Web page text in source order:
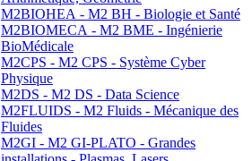
M2BIOHEA - M2 BH - Biologie et Santé
M2BIOMECA - M2 BME - Ingénierie
BioMédicale
M2CPS - M2 CPS - Système Cyber
Physique
M2DS - M2 DS - Data Science
M2FLUIDS - M2 Fluids - Mécanique des
Fluides
M2GI - M2 GI-PLATO - Grandes